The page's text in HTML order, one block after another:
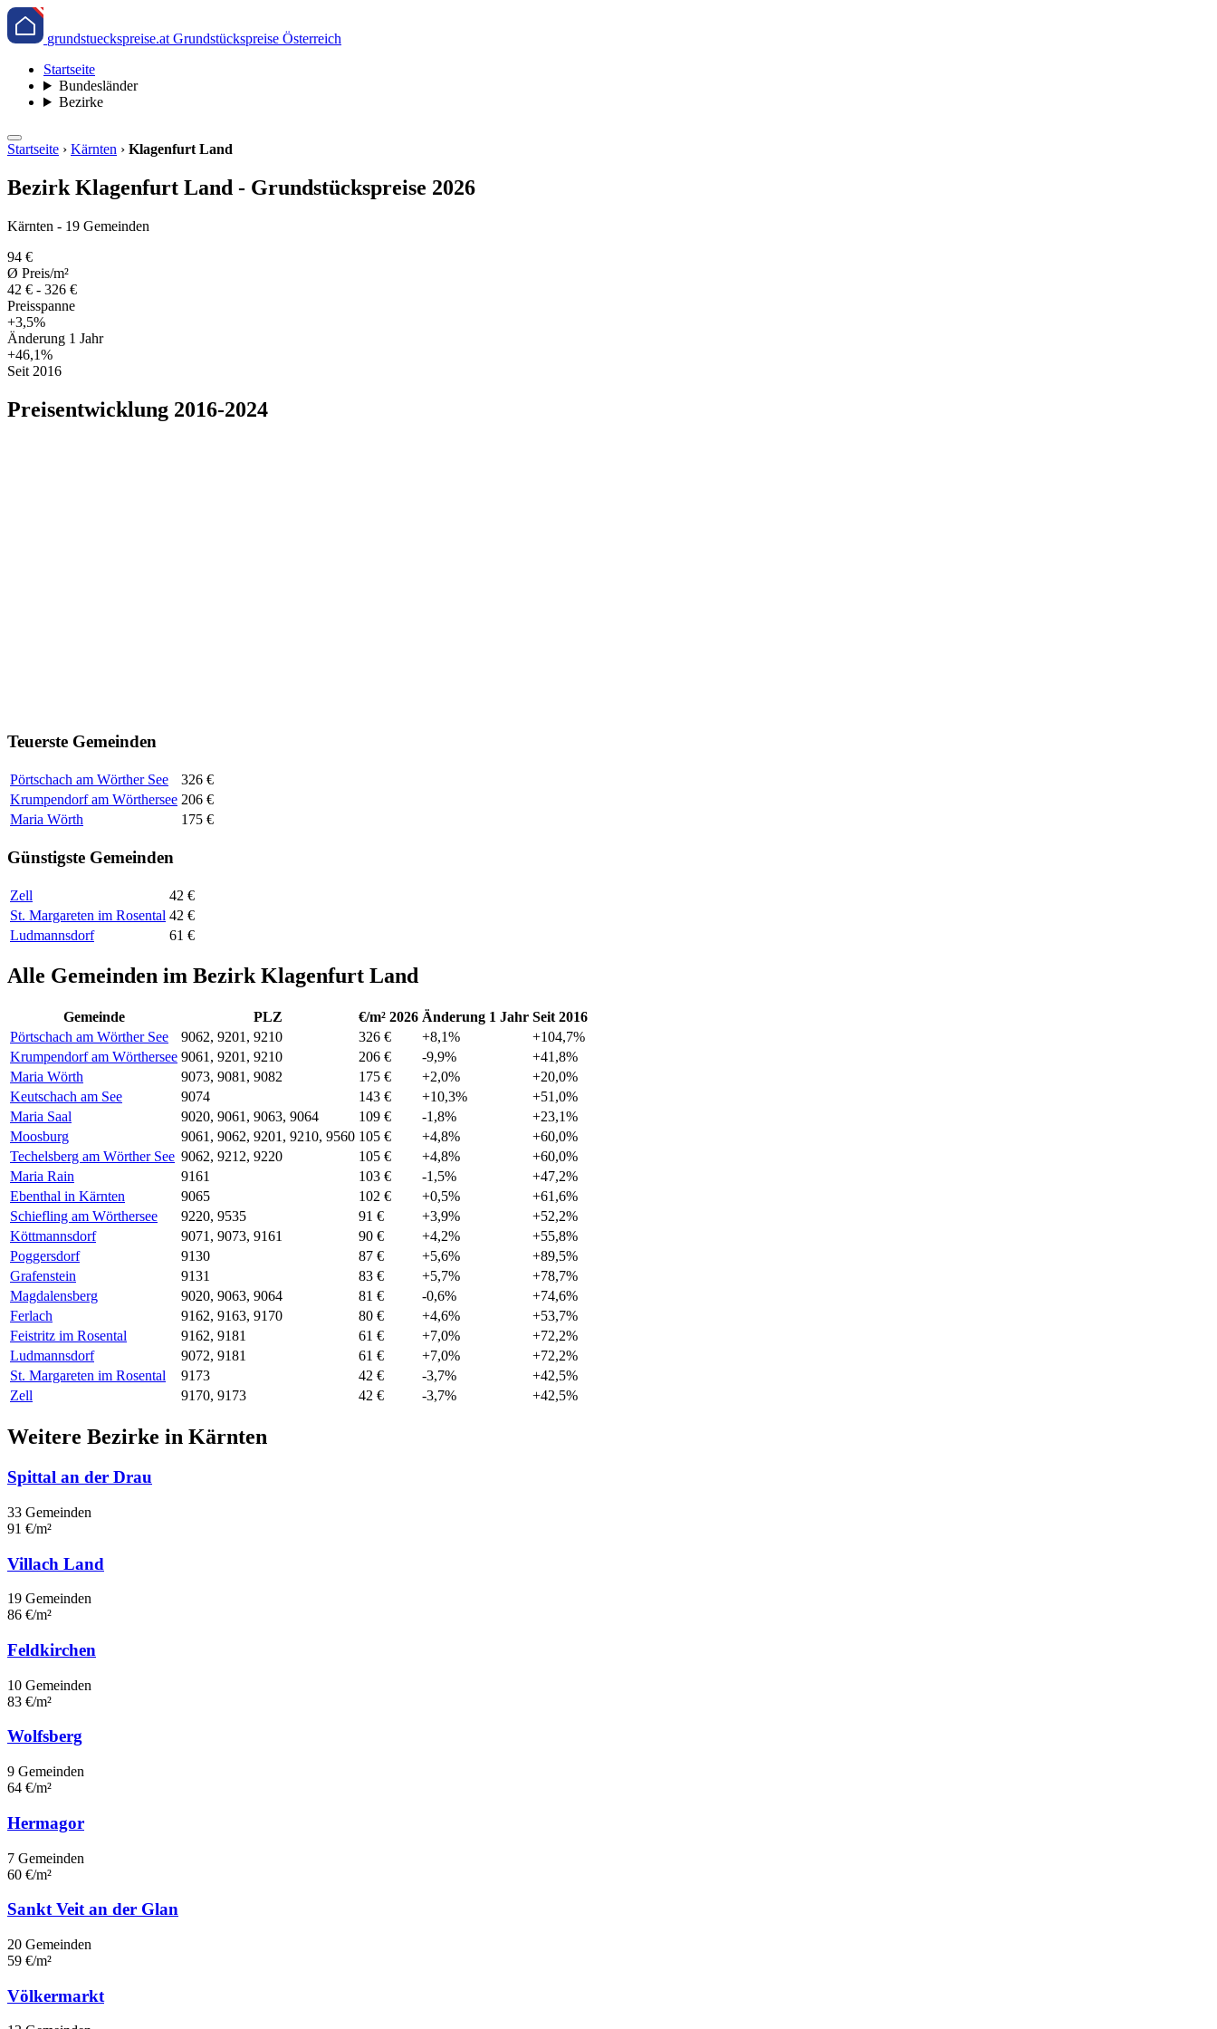
grundstueckspreise.at Grundstückspreise Österreich
Startseite
Bundesländer
Bezirke
Startseite › Kärnten › Klagenfurt Land
Bezirk Klagenfurt Land - Grundstückspreise 2026
Kärnten - 19 Gemeinden
94 €
Ø Preis/m²
42 € - 326 €
Preisspanne
+3,5%
Änderung 1 Jahr
+46,1%
Seit 2016
Preisentwicklung 2016-2024
Teuerste Gemeinden
Pörtschach am Wörther See
326 €
Krumpendorf am Wörthersee 206 €
Maria Wörth
175 €
Günstigste Gemeinden
Zell
42 €
St. Margareten im Rosental 42 €
Ludmannsdorf
61 €
Alle Gemeinden im Bezirk Klagenfurt Land
Gemeinde PLZ €/m² 2026 Änderung 1 Jahr Seit 2016
Pörtschach am Wörther See
9062, 9201, 9210 326 € +8,1%
+104,7%
Krumpendorf am Wörthersee 9061, 9201, 9210 206 € -9,9%
+41,8%
Maria Wörth
9073, 9081, 9082 175 € +2,0%
+20,0%
Keutschach am See
9074 143 € +10,3%
+51,0%
Maria Saal
9020, 9061, 9063, 9064 109 € -1,8%
+23,1%
Moosburg
9061, 9062, 9201, 9210, 9560 105 € +4,8%
+60,0%
Techelsberg am Wörther See 9062, 9212, 9220 105 € +4,8%
+60,0%
Maria Rain
9161 103 € -1,5%
+47,2%
Ebenthal in Kärnten
9065 102 € +0,5%
+61,6%
Schiefling am Wörthersee
9220, 9535 91 € +3,9%
+52,2%
Köttmannsdorf
9071, 9073, 9161 90 € +4,2%
+55,8%
Poggersdorf
9130 87 € +5,6%
+89,5%
Grafenstein
9131 83 € +5,7%
+78,7%
Magdalensberg
9020, 9063, 9064 81 € -0,6%
+74,6%
Ferlach
9162, 9163, 9170 80 € +4,6%
+53,7%
Feistritz im Rosental
9162, 9181 61 € +7,0%
+72,2%
Ludmannsdorf
9072, 9181 61 € +7,0%
+72,2%
St. Margareten im Rosental
9173 42 € -3,7%
+42,5%
Zell
9170, 9173 42 € -3,7% +42,5%
Weitere Bezirke in Kärnten
Spittal an der Drau
33 Gemeinden
91 €/m²
Villach Land
19 Gemeinden
86 €/m²
Feldkirchen
10 Gemeinden
83 €/m²
Wolfsberg
9 Gemeinden
64 €/m²
Hermagor
7 Gemeinden
60 €/m²
Sankt Veit an der Glan
20 Gemeinden
59 €/m²
Völkermarkt